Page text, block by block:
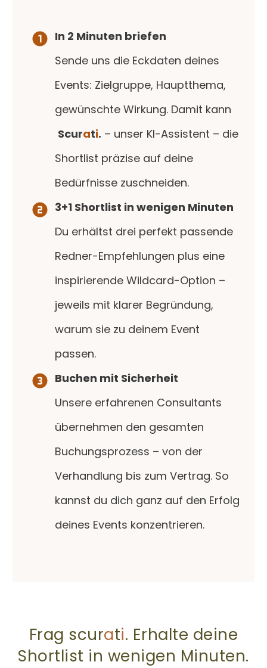
In 2 Minuten briefen
Sende uns die Eckdaten deines
Events: Zielgruppe, Hauptthema,
gewünschte Wirkung. Damit kann
Scurati. – unser KI-Assistent – die
Shortlist präzise auf deine
Bedürfnisse zuschneiden.
3+1 Shortlist in wenigen Minuten
Du erhältst drei perfekt passende
Redner-Empfehlungen plus eine
inspirierende Wildcard-Option –
jeweils mit klarer Begründung,
warum sie zu deinem Event
passen.
Buchen mit Sicherheit
Unsere erfahrenen Consultants
übernehmen den gesamten
Buchungsprozess – von der
Verhandlung bis zum Vertrag. So
kannst du dich ganz auf den Erfolg
deines Events konzentrieren.
Frag scurati. Erhalte deine
Shortlist in wenigen Minuten.